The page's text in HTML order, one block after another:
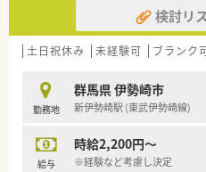
検討リ
土日祝休み 未経験可 ブランク
勤務地
群馬県 伊勢崎市
新伊勢崎駅 (東武伊勢崎線)
給与
時給2,200円～
※経験など考慮し決定